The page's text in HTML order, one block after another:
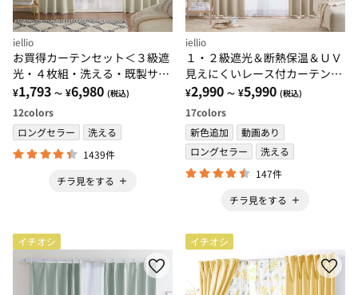
iellio
お買得カーテンセット＜３級遮
光・４枚組・洗える・既製サイ
ズ・無地＞
¥1,793 ～ ¥6,980 (税込)
12colors
ロングセラー
洗える
1439件
チラ見をする
iellio
１・２級遮光＆断熱保温＆ＵＶ
見えにくいレース付カーテンセ
ット＜４枚組・遮光１級・洗え
る・無地＞
¥2,990 ～ ¥5,990 (税込)
17colors
新色追加
動画あり
ロングセラー
洗える
147件
チラ見をする
イチオシ イチオシ